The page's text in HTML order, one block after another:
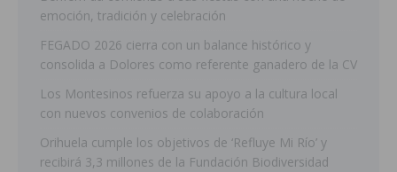
emoción, tradición y celebración
FEGADO 2026 cierra con un balance histórico y
consolida a Dolores como referente ganadero de la CV
Los Montesinos refuerza su apoyo a la cultura local
con nuevos convenios de colaboración
Orihuela cumple los objetivos de ‘Refluye Mi Río’ y
recibirá 3,3 millones de la Fundación Biodiversidad